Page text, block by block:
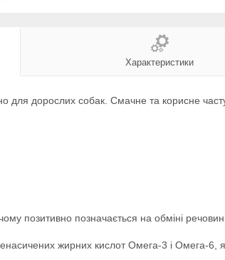
Характеристики
для дорослих собак. Смачне та корисне
позитивно позначається на обміні
жирних кислот Омега-3 і Омега-6,